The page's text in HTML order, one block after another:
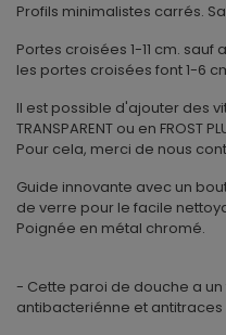
Profils minimalistes carrés.
Portes croisées 1-11 cm. sauf
les portes croisées font 1-6
Il est possible d'ajouter des
TRANSPARENT ou en FROST
Pour cela, merci de nous
Guide innovante avec un
de verre pour le facile
Poignée en métal chromé.
- Cette paroi de douche a
antibacteriénne et antitraces